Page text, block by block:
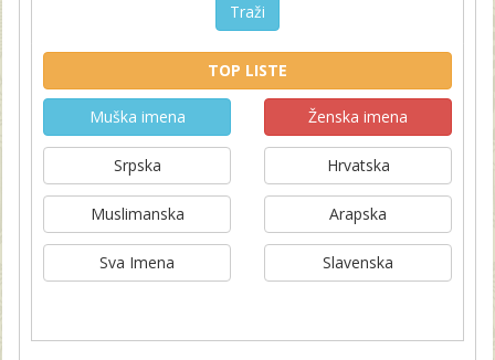
Traži
TOP LISTE
Muška imena Ženska imena
Srpska Hrvatska
Muslimanska Arapska
Sva Imena Slavenska